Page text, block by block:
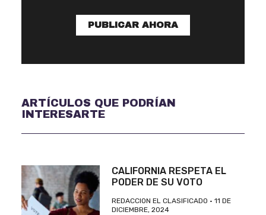
PUBLICAR AHORA
ARTÍCULOS QUE PODRÍAN
INTERESARTE
CALIFORNIA RESPETA EL
PODER DE SU VOTO
REDACCION EL CLASIFICADO
11 DE
DICIEMBRE, 2024